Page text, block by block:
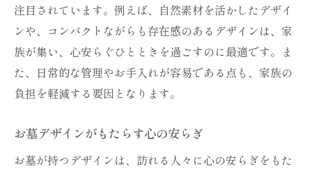
注目されています。例えば、自然素材を活かしたデザイ
ンや、コンパクトながらも存在感のあるデザインは、家
族が集い、心安らぐひとときを過ごすのに最適です。ま
た、日常的な管理やお手入れが容易である点も、家族の
負担を軽減する要因となります。
お墓デザインがもたらす心の安らぎ
お墓が持つデザインは、訪れる人々に心の安らぎをもた